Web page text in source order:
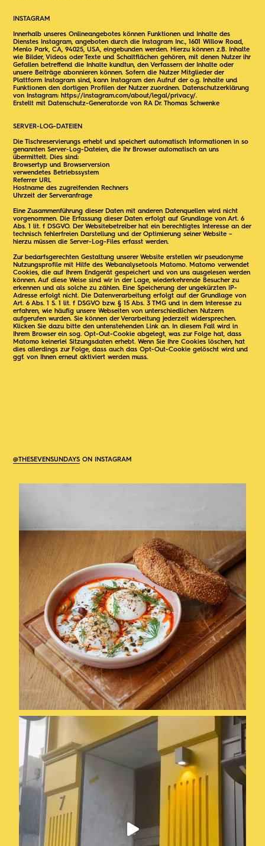
INSTAGRAM
Innerhalb unseres Onlineangebotes können Funktionen und Inhalte des
Dienstes Instagram, angeboten durch die Instagram Inc., 1601 Willow Road,
Menlo Park, CA, 94025, USA, eingebunden werden. Hierzu können z.B. Inhalte
wie Bilder, Videos oder Texte und Schaltflächen gehören, mit denen Nutzer ihr
Gefallen betreffend die Inhalte kundtun, den Verfassern der Inhalte oder
unsere Beiträge abonnieren können. Sofern die Nutzer Mitglieder der
Plattform Instagram sind, kann Instagram den Aufruf der o.g. Inhalte und
Funktionen den dortigen Profilen der Nutzer zuordnen. Datenschutzerklärung
von Instagram: https://instagram.com/about/legal/privacy/.
Erstellt mit Datenschutz-Generator.de von RA Dr. Thomas Schwenke
SERVER-LOG-DATEIEN
Die Tischreservierungs erhebt und speichert automatisch Informationen in so
genannten Server-Log-Dateien, die Ihr Browser automatisch an uns
übermittelt. Dies sind:
Browsertyp und Browserversion
verwendetes Betriebssystem
Referrer URL
Hostname des zugreifenden Rechners
Uhrzeit der Serveranfrage
Eine Zusammenführung dieser Daten mit anderen Datenquellen wird nicht
vorgenommen. Die Erfassung dieser Daten erfolgt auf Grundlage von Art. 6
Abs. 1 lit. f DSGVO. Der Websitebetreiber hat ein berechtigtes Interesse an der
technisch fehlerfreien Darstellung und der Optimierung seiner Website –
hierzu müssen die Server-Log-Files erfasst werden.
Zur bedarfsgerechten Gestaltung unserer Website erstellen wir pseudonyme
Nutzungsprofile mit Hilfe des Webanalysetools Matomo. Matomo verwendet
Cookies, die auf Ihrem Endgerät gespeichert und von uns ausgelesen werden
können. Auf diese Weise sind wir in der Lage, wiederkehrende Besucher zu
erkennen und als solche zu zählen. Eine Speicherung der ungekürzten IP-
Adresse erfolgt nicht. Die Datenverarbeitung erfolgt auf der Grundlage von
Art. 6 Abs. 1 S. 1 lit. f DSGVO bzw. § 15 Abs. 3 TMG und in dem Interesse zu
erfahren, wie häufig unsere Webseiten von unterschiedlichen Nutzern
aufgerufen wurden. Sie können der Verarbeitung jederzeit widersprechen.
Klicken Sie dazu bitte den untenstehenden Link an. In diesem Fall wird in
Ihrem Browser ein sog. Opt-Out-Cookie abgelegt, was zur Folge hat, dass
Matomo keinerlei Sitzungsdaten erhebt. Wenn Sie Ihre Cookies löschen, hat
dies allerdings zur Folge, dass auch das Opt-Out-Cookie gelöscht wird und
ggf. von Ihnen erneut aktiviert werden muss.
@THESEVENSUNDAYS ON INSTAGRAM